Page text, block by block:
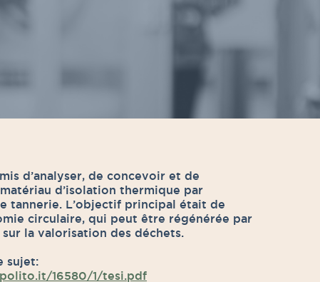
d’analyser, de concevoir et de
d’isolation thermique par
tannerie. L’objectif principal était de
circulaire, qui peut être régénérée par
la valorisation des déchets.
sujet:
16580/1/tesi.pdf